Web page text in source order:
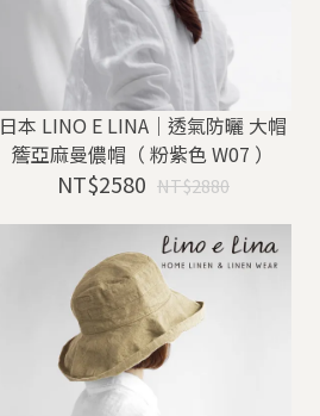
日本 LINO E LINA｜透氣防曬 大帽
簷亞麻曼儂帽（ 粉紫色 W07 ）
NT$2580 NT$2880